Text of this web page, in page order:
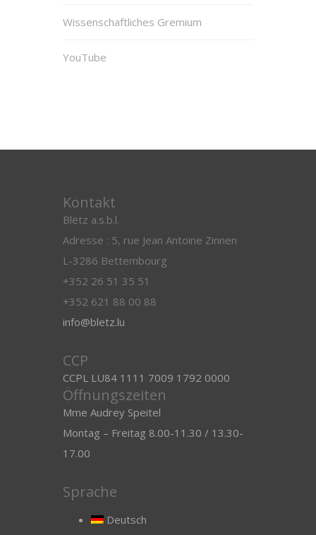
Wissenschaftliches Gremium
YouTube
Kontakt
Blëtz a.s.b.l.
Adresse : 5, rue Jean Antoine Zinnen
L-3286 Bettembourg
+352 26 51 35 51
+352 621 88 00 88
info@bletz.lu
CCP
CCPL LU84 1111 7009 1792 0000
Öffnungszeiten
Mme Audrey Speitel
Montag – Freitag 8.00-11.30 / 13.30-
17.00
Sprache
Deutsch